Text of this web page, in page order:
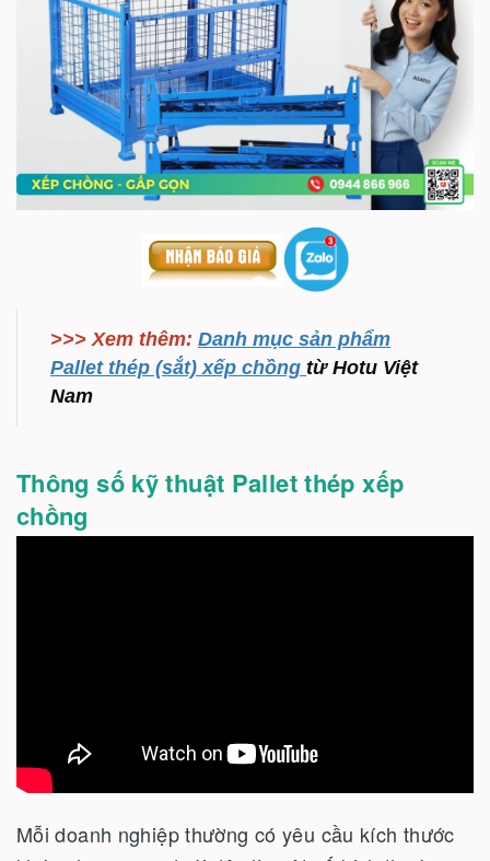
>>> Xem thêm: Danh mục sản phẩm
Pallet thép (sắt) xếp chồng từ Hotu Việt
Nam
Thông số kỹ thuật Pallet thép xếp
chồng
Mỗi doanh nghiệp thường có yêu cầu kích thước